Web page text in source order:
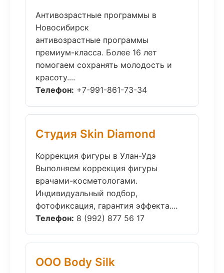
Антивозрастные программы в
Новосибирск
антивозрастные программы
премиум-класса. Более 16 лет
помогаем сохранять молодость и
красоту....
Телефон: +7-991-861-73-34
Студия Skin Diamond
Коррекция фигуры в Улан-Удэ
Выполняем коррекция фигуры
врачами-косметологами.
Индивидуальный подбор,
фотофиксация, гарантия эффекта....
Телефон: 8 (992) 877 56 17
ООО Body Silk